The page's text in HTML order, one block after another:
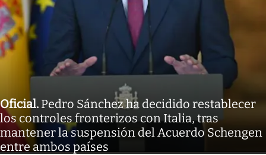
Oficial. Pedro Sánchez ha decidido restablecer
los controles fronterizos con Italia, tras
mantener la suspensión del Acuerdo Schengen
entre ambos países